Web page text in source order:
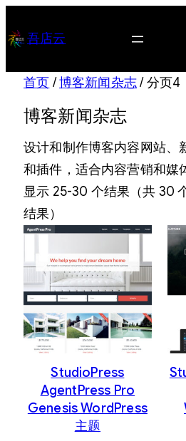
至 吾店云
首页 /博客新闻杂志/ 分页4
博客新闻杂志
设计和制作博客内容网站、
和插件，适合内容营销和媒
显示 25-30 个结果（共 30
结果）
最
新
内
容
排
StudioPress
AgentPress Pro
Genesis WordPress
主题